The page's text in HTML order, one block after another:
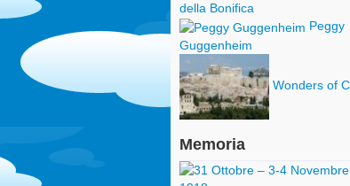
della Bonifica
Peggy
Guggenheim
Wonders of
Memoria